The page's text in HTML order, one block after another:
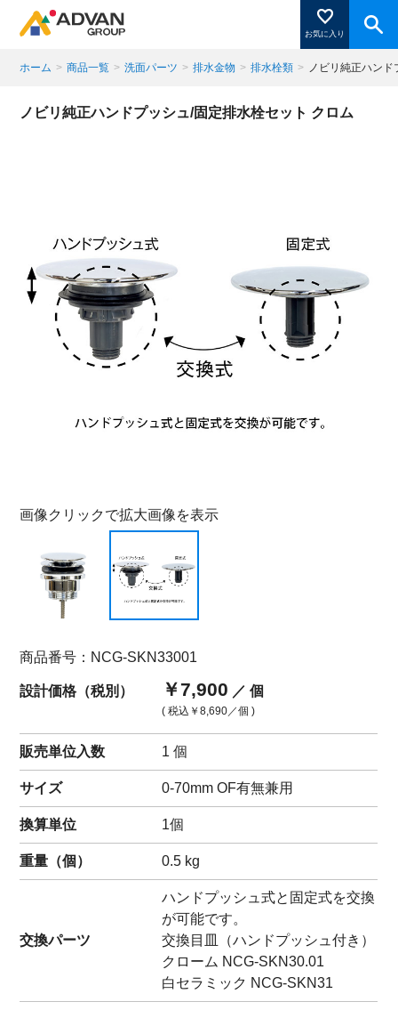
お気に入り
商品ページにある「お気に入り登録」を押すと登録した
ホーム > 商品一覧 > 洗面パーツ > 排水金物 > 排水栓類 > ノビリ純正ハン
ノビリ純正ハンドプッシュ/固定排水栓セット クロム
画像クリックで拡大画像を表示
商品番号：NCG-SKN33001
設計価格（税別） ￥7,900 ／ 個
( 税込 ￥8,690／個 )
販売単位入数 1 個
サイズ 0-70mm OF有無兼用
換算単位 1個
重量（個 ） 0.5 kg
交換パーツ
ハンドプッシュ式と固定式を交換
が可能です。
交換目皿（ハンドプッシュ付き）
クローム NCG-SKN30.01
白セラミック NCG-SKN31